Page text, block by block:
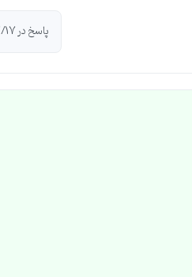
پاسخ در 1403/03/17 توسط